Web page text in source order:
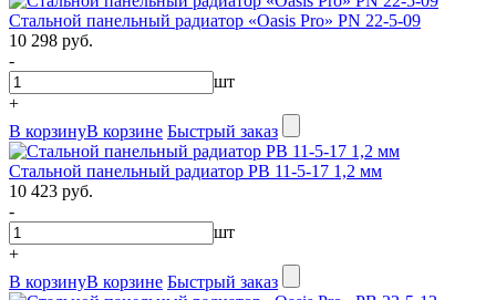
Стальной панельный радиатор «Oasis Pro» PN 22-5-09
10 298 руб.
-
шт
+
В корзинуВ корзине Быстрый заказ
Стальной панельный радиатор PB 11-5-17 1,2 мм
10 423 руб.
-
шт
+
В корзинуВ корзине Быстрый заказ